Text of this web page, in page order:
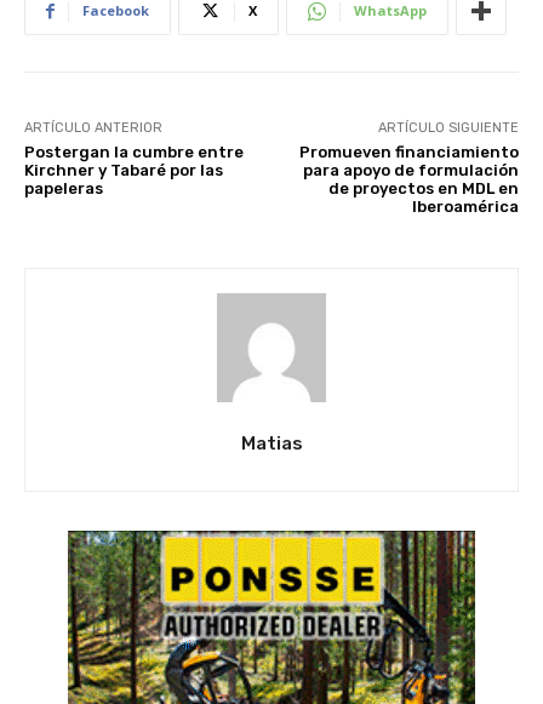
Facebook X WhatsApp
ARTÍCULO ANTERIOR
Postergan la cumbre entre
Kirchner y Tabaré por las
papeleras
ARTÍCULO SIGUIENTE
Promueven financiamiento
para apoyo de formulación
de proyectos en MDL en
Iberoamérica
Matias